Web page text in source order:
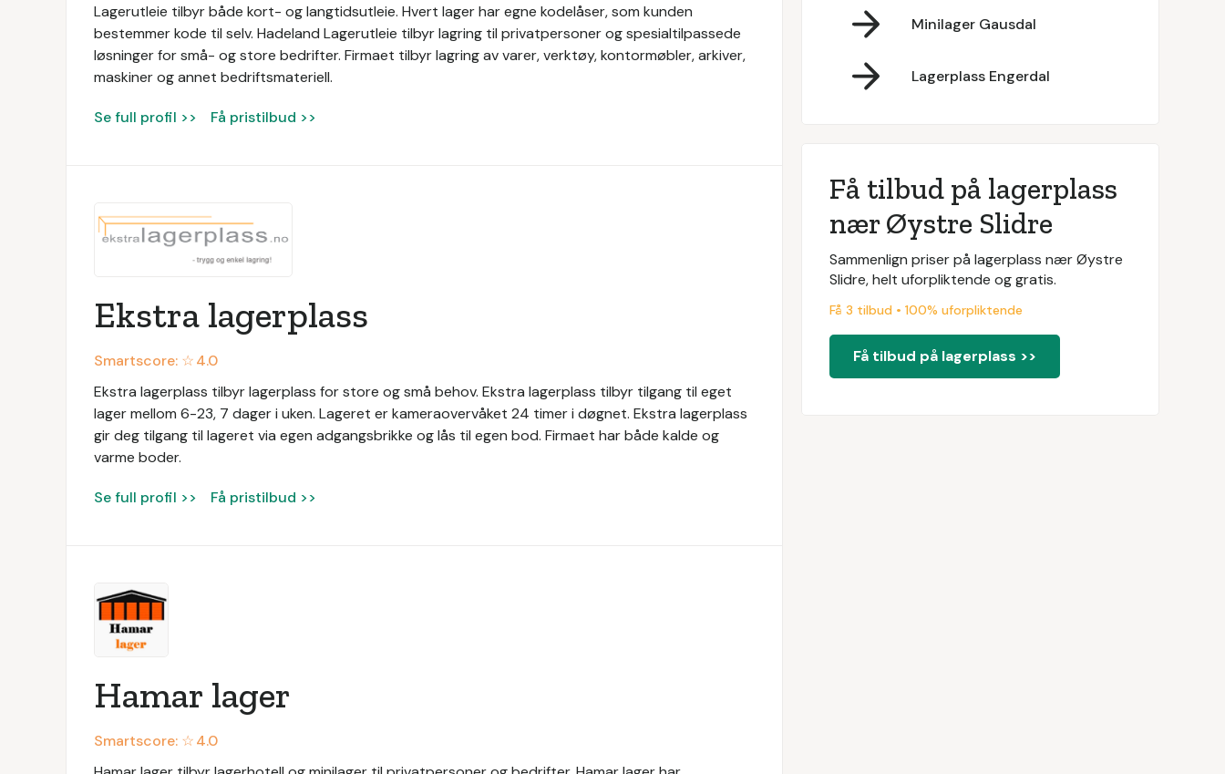
Lagerutleie tilbyr både kort- og langtidsutleie. Hvert lager har egne kodelåser, som kunden
bestemmer kode til selv. Hadeland Lagerutleie tilbyr lagring til privatpersoner og spesialtilpassede
løsninger for små- og store bedrifter. Firmaet tilbyr lagring av varer, verktøy, kontormøbler, arkiver,
maskiner og annet bedriftsmateriell.
Se full profil >> Få pristilbud >>
Ekstra lagerplass
Smartscore: ☆4.0
Ekstra lagerplass tilbyr lagerplass for store og små behov. Ekstra lagerplass tilbyr tilgang til eget
lager mellom 6-23, 7 dager i uken. Lageret er kameraovervåket 24 timer i døgnet. Ekstra lagerplass
gir deg tilgang til lageret via egen adgangsbrikke og lås til egen bod. Firmaet har både kalde og
varme boder.
Se full profil >> Få pristilbud >>
Hamar lager
Smartscore: ☆4.0
Minilager Gausdal
Lagerplass Engerdal
Få tilbud på lagerplass
nær Øystre Slidre
Sammenlign priser på lagerplass nær Øystre
Slidre, helt uforpliktende og gratis.
Få 3 tilbud • 100% uforpliktende
Få tilbud på lagerplass >>